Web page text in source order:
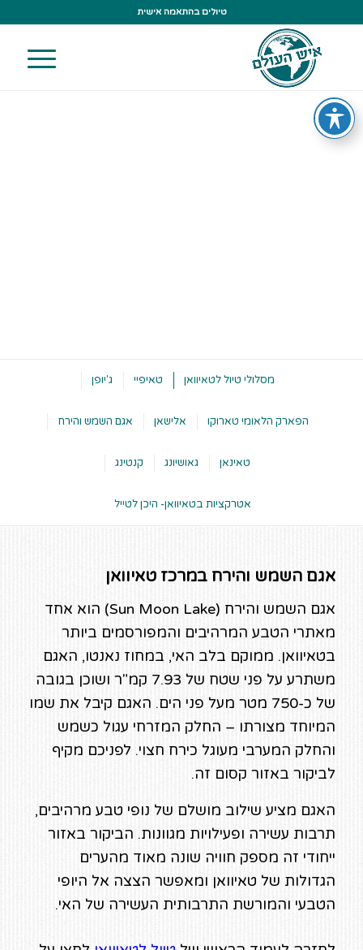
טיולים בהתאמה אישית
מסלולי טיול לטאיוואן טאיפיי ג'יופן
הפארק הלאומי טארוקו אלישאן אגם השמש והירח
טאינאן גאושיונג קנטינג
אטרקציות בטאיוואן- היכן לטייל
אגם השמש והירח במרכז טאיוואן
אגם השמש והירח (Sun Moon Lake) הוא אחד
מאתרי הטבע המרהיבים והמפורסמים ביותר
בטאיוואן. ממוקם בלב האי, במחוז נאנטו, האגם
משתרע על פני שטח של 7.93 קמ"ר ושוכן בגובה
של כ-750 מטר מעל פני הים. האגם קיבל את שמו
המיוחד מצורתו – החלק המזרחי עגול כשמש
והחלק המערבי מעוגל כירח חצוי. לפניכם מקיף
לביקור באזור קסום זה.
האגם מציע שילוב מושלם של נופי טבע מרהיבים,
תרבות עשירה ופעילויות מגוונות. הביקור באזור
ייחודי זה מספק חוויה שונה מאוד מהערים
הגדולות של טאיוואן ומאפשר הצצה אל היופי
הטבעי והמורשת התרבותית העשירה של האי.